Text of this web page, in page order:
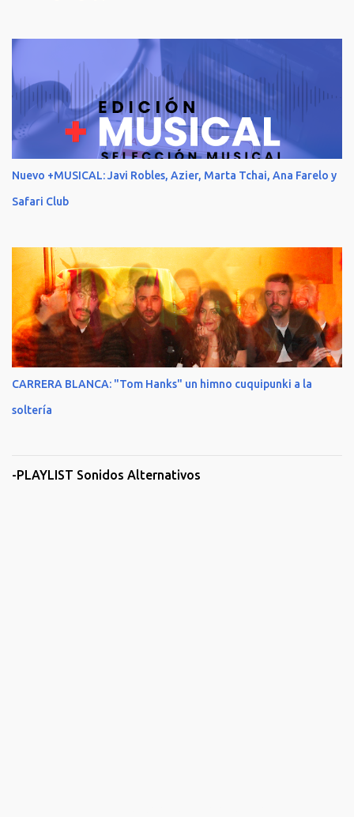
Nuevo +MUSICAL: Javi Robles, Azier, Marta Tchai, Ana Farelo y
Safari Club
CARRERA BLANCA: "Tom Hanks" un himno cuquipunki a la
soltería
-PLAYLIST Sonidos Alternativos